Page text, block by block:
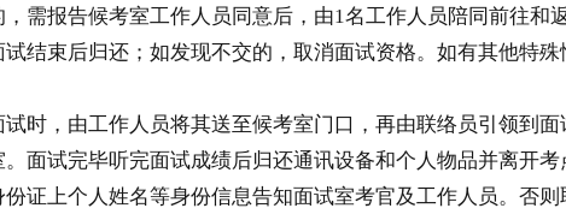
需报告候考室工作人员同意后，由1名工作人员陪同前往和
结束后归还；如发现不交的，取消面试资格。如有其他特
时，由工作人员将其送至候考室门口，再由联络员引领到
面试完毕听完面试成绩后归还通讯设备和个人物品并离开考
证上个人姓名等身份信息告知面试室考官及工作人员。否则